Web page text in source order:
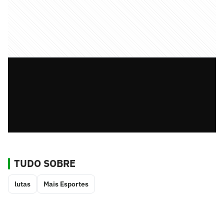
TUDO SOBRE
lutas Mais Esportes